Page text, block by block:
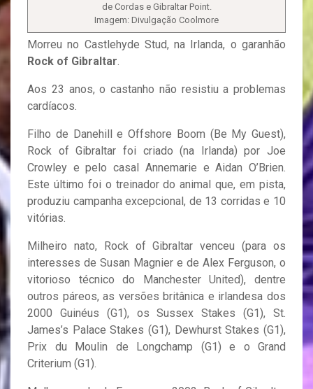
de Cordas e Gibraltar Point.
Imagem: Divulgação Coolmore
Morreu no Castlehyde Stud, na Irlanda, o garanhão
Rock of Gibraltar.
Aos 23 anos, o castanho não resistiu a problemas
cardíacos.
Filho de Danehill e Offshore Boom (Be My Guest),
Rock of Gibraltar foi criado (na Irlanda) por Joe
Crowley e pelo casal Annemarie e Aidan O’Brien.
Este último foi o treinador do animal que, em pista,
produziu campanha excepcional, de 13 corridas e 10
vitórias.
Milheiro nato, Rock of Gibraltar venceu (para os
interesses de Susan Magnier e de Alex Ferguson, o
vitorioso técnico do Manchester United), dentre
outros páreos, as versões britânica e irlandesa dos
2000 Guinéus (G1), os Sussex Stakes (G1), St.
James’s Palace Stakes (G1), Dewhurst Stakes (G1),
Prix du Moulin de Longchamp (G1) e o Grand
Criterium (G1).